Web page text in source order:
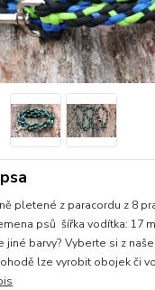
pletené z paracordu z 8
psů šířka vodítka: 17
jiné barvy? Vyberte si z
lze vyrobit obojek či